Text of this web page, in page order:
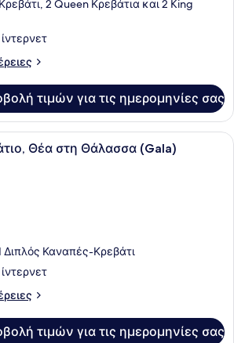
2 Queen Κρεβάτια και 2 King
τιμών για τις ημερομηνίες σας
Τηλεόραση LED 65 ιντσών με
Θέα στη Θάλασσα (Gala)
Διπλός Καναπές-Κρεβάτι
τιμών για τις ημερομηνίες σας